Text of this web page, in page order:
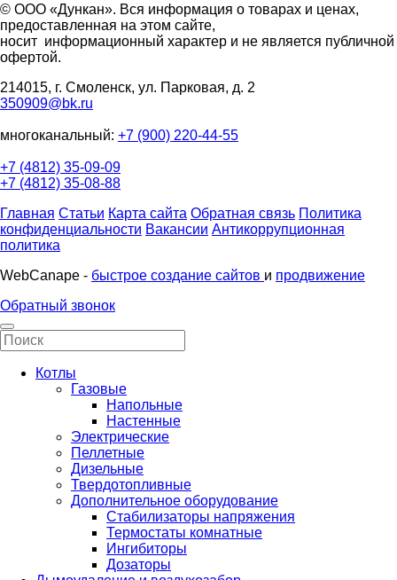
© ООО «Дункан». Вся информация о товарах и ценах,
предоставленная на этом сайте,
носит информационный характер и не является публичной
офертой.
214015, г. Смоленск, ул. Парковая, д. 2
350909@bk.ru
многоканальный: +7 (900) 220-44-55
+7 (4812) 35-09-09
+7 (4812) 35-08-88
Главная Статьи Карта сайта Обратная связь Политика
конфиденциальности Вакансии Антикоррупционная
политика
WebCanape - быстрое создание сайтов и продвижение
Обратный звонок
Котлы
Газовые
Напольные
Настенные
Электрические
Пеллетные
Дизельные
Твердотопливные
Дополнительное оборудование
Стабилизаторы напряжения
Термостаты комнатные
Ингибиторы
Дозаторы